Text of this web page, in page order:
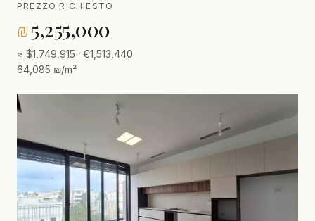
PREZZO RICHIESTO
₪5,255,000
≈ $1,749,915 · €1,513,440
64,085 ₪/m²